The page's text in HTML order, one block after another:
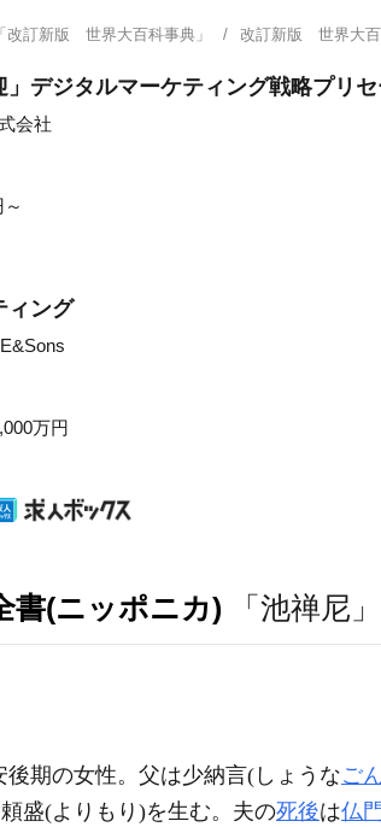
改訂新版 世界大百科事典」 改訂新版 世界大
」デジタルマーケティング戦略プリ
会社
ィング
万円
書(ニッポニカ) 「池禅尼
後期の女性。父は少納言(しょうなご
盛(よりもり)を生む。夫の死後は仏門